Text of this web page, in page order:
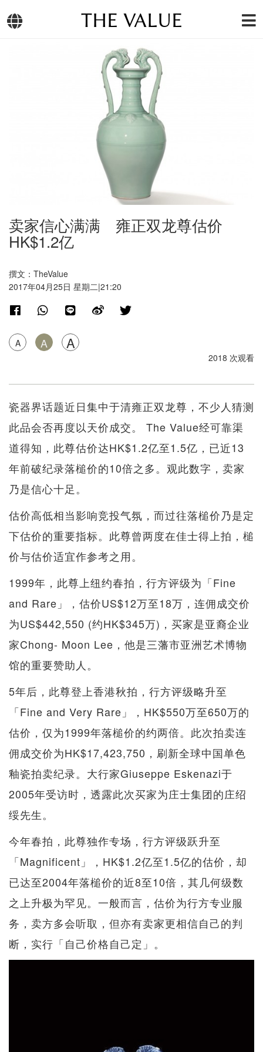
THE VALUE
卖家信心满满 雍正双龙尊估价
HK$1.2亿
撰文：TheValue
2017年04月25日 星期二|21:20
A A A
2018 次观看
瓷器界话题近日集中于清雍正双龙尊，不少人猜测
此品会否再度以天价成交。 The Value经可靠渠
道得知，此尊估价达HK$1.2亿至1.5亿，已近13
年前破纪录落槌价的10倍之多。观此数字，卖家
乃是信心十足。
估价高低相当影响竞投气氛，而过往落槌价乃是定
下估价的重要指标。此尊曾两度在佳士得上拍，槌
价与估价适宜作参考之用。
1999年，此尊上纽约春拍，行方评级为「Fine
and Rare」，估价US$12万至18万，连佣成交价
为US$442,550 (约HK$345万)，买家是亚裔企业
家Chong- Moon Lee，他是三藩市亚洲艺术博物
馆的重要赞助人。
5年后，此尊登上香港秋拍，行方评级略升至
「Fine and Very Rare」，HK$550万至650万的
估价，仅为1999年落槌价的约两倍。此次拍卖连
佣成交价为HK$17,423,750，刷新全球中国单色
釉瓷拍卖纪录。大行家Giuseppe Eskenazi于
2005年受访时，透露此次买家为庄士集团的庄绍
绥先生。
今年春拍，此尊独作专场，行方评级跃升至
「Magnificent」，HK$1.2亿至1.5亿的估价，却
已达至2004年落槌价的近8至10倍，其几何级数
之上升极为罕见。一般而言，估价为行方专业服
务，卖方多会听取，但亦有卖家更相信自己的判
断，实行「自己价格自己定」。